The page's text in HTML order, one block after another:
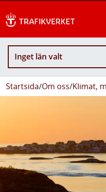
Inget län valt
Startsida/Om oss/Klimat,